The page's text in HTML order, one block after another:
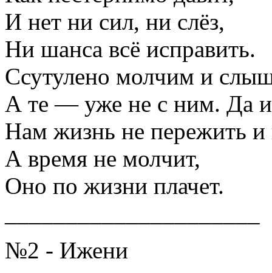
И нет ни сил, ни слёз,
Ни шанса всё исправить.
Ссутулено молчим и
А те — уже не с ним. Да
Нам жизнь не пережить и
А время не молчит,
Оно по жизни плачет.
№2 - Ижени